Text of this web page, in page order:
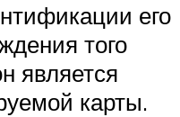
его
того
является
карты.